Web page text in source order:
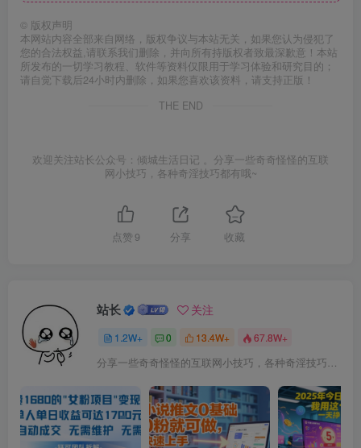
© 版权声明
本网站内容全部来自网络，版权争议与本站无关，如果您认为侵犯了
您的合法权益,请联系我们删除，并向所有持版权者致最深歉意！本站
所发布的一切学习教程、软件等资料仅限用于学习体验和研究目的；
请自觉下载后24小时内删除，如果您喜欢该资料，请支持正版！
THE END
欢迎关注站长公众号：倾城生活日记 。分享一些奇奇怪怪的互联
网小技巧，各种奇淫技巧都有哦~
点赞 9 分享 收藏
站长 关注
1.2W+ 0 13.4W+ 67.8W+
分享一些奇奇怪怪的互联网小技巧，各种奇淫技巧都在本站。